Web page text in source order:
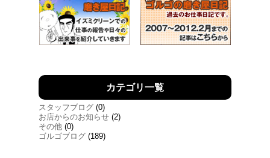
カテゴリ一覧
スタッフブログ (0)
お店からのお知らせ (2)
その他 (0)
ゴルゴブログ (189)